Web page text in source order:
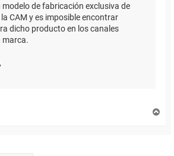
modelo de fabricación exclusiva de
CAM y es imposible encontrar
dicho producto en los canales
marca.